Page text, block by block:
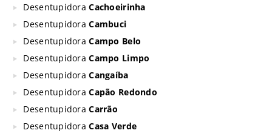
DesentupidoraCachoeirinha
DesentupidoraCambuci
DesentupidoraCampo Belo
DesentupidoraCampo Limpo
DesentupidoraCangaíba
DesentupidoraCapão Redondo
DesentupidoraCarrão
DesentupidoraCasa Verde